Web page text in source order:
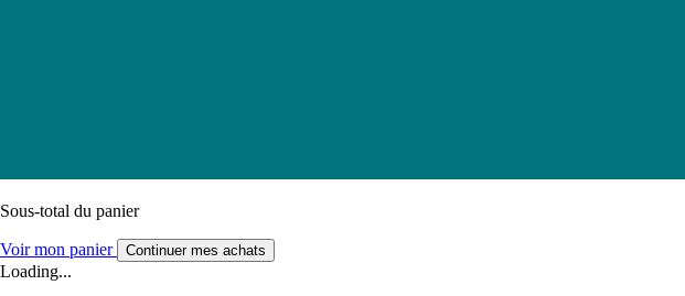
Sous-total du panier
Voir mon panier Continuer mes achats
Loading...